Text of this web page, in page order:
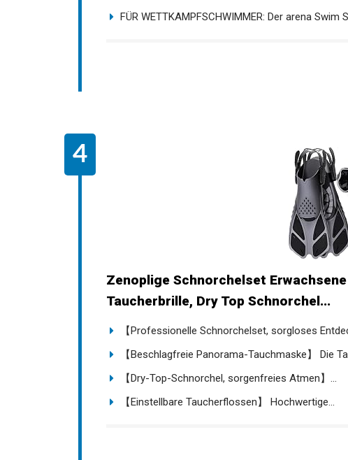
FÜR WETTKAMPFSCHWIMMER: Der arena Swim
Zenoplige Schnorchelset
Taucherbrille, Dry Top Schnorchel...
【Professionelle Schnorchelset, sorgloses
【Beschlagfreie Panorama-Tauchmaske】 Die
【Dry-Top-Schnorchel, sorgenfreies Atmen】...
【Einstellbare Taucherflossen】 Hochwertige...